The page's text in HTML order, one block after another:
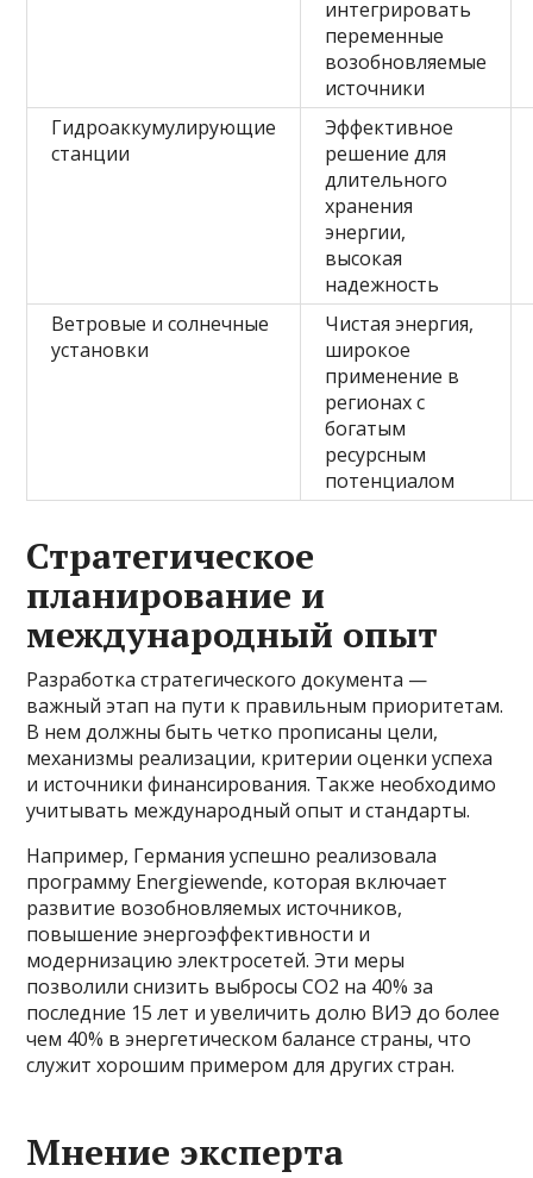
интегрировать
переменные
возобновляемые
источники
Гидроаккумулирующие
станции
Эффективное
решение для
длительного
хранения
энергии,
высокая
надежность
Ветровые и солнечные
установки
Чистая энергия,
широкое
применение в
регионах с
богатым
ресурсным
потенциалом
Стратегическое
планирование и
международный опыт
Разработка стратегического документа —
важный этап на пути к правильным приоритетам.
В нем должны быть четко прописаны цели,
механизмы реализации, критерии оценки успеха
и источники финансирования. Также необходимо
учитывать международный опыт и стандарты.
Например, Германия успешно реализовала
программу Energiewende, которая включает
развитие возобновляемых источников,
повышение энергоэффективности и
модернизацию электросетей. Эти меры
позволили снизить выбросы CO2 на 40% за
последние 15 лет и увеличить долю ВИЭ до более
чем 40% в энергетическом балансе страны, что
служит хорошим примером для других стран.
Мнение эксперта